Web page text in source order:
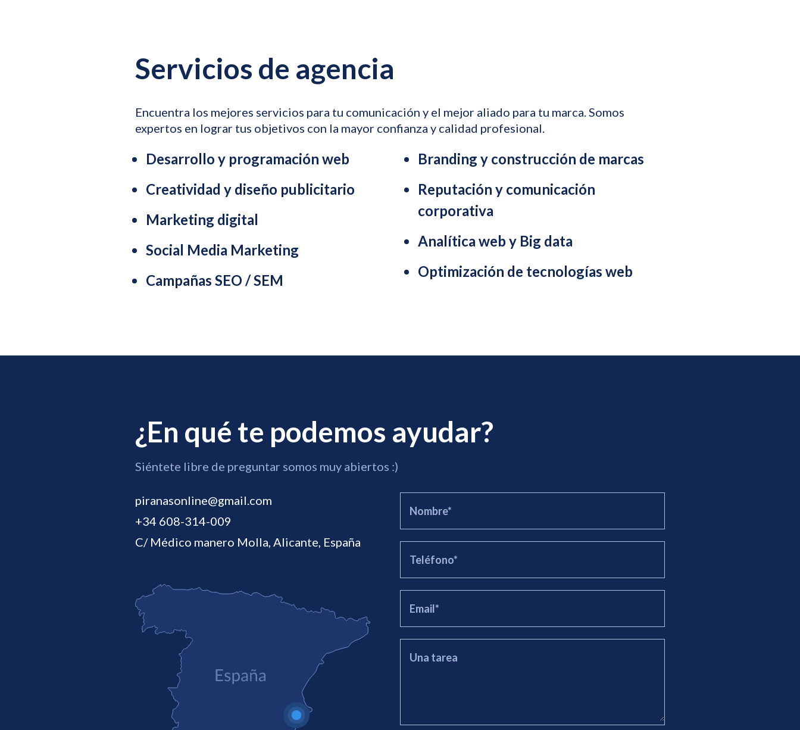
Servicios de agencia
Encuentra los mejores servicios para tu comunicación y el mejor aliado para tu marca. Somos
expertos en lograr tus objetivos con la mayor confianza y calidad profesional.
Desarrollo y programación web
Creatividad y diseño publicitario
Marketing digital
Social Media Marketing
Campañas SEO / SEM
Branding y construcción de marcas
Reputación y comunicación
corporativa
Analítica web y Big data
Optimización de tecnologías web
¿En qué te podemos ayudar?
Siéntete libre de preguntar somos muy abiertos :)
piranasonline@gmail.com
+34 608-314-009
C/ Médico manero Molla, Alicante, España